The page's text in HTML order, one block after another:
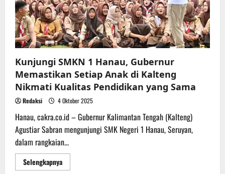
Kunjungi SMKN 1 Hanau, Gubernur
Memastikan Setiap Anak di Kalteng
Nikmati Kualitas Pendidikan yang Sama
Redaksi 4 Oktober 2025
Hanau, cakra.co.id – Gubernur Kalimantan Tengah (Kalteng)
Agustiar Sabran mengunjungi SMK Negeri 1 Hanau, Seruyan,
dalam rangkaian...
SelengkapnyaRead
more